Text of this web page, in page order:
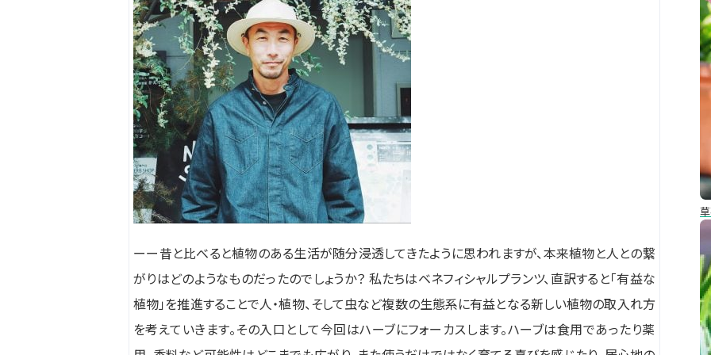
ーー昔と比べると植物のある生活が随分浸透してきたように思われますが、本来植物と人との繋
がりはどのようなものだったのでしょうか？ 私たちはベネフィシャルプランツ、直訳すると「有益な
植物」を推進することで人・植物、 そして虫など複数の生態系に有益となる新しい植物の取入れ方
を考えていきます。その入口として今回はハーブにフォーカスします。ハーブは食用であったり薬